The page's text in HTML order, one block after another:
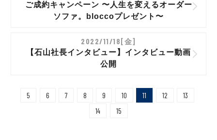
ご成約キャンペーン 〜人生を変えるオーダー
ソファ。bloccoプレゼント〜
2022/11/18[金]
【石山社長インタビュー】インタビュー動画
公開
5 6 7 8 9 10 11 12
13
14
15